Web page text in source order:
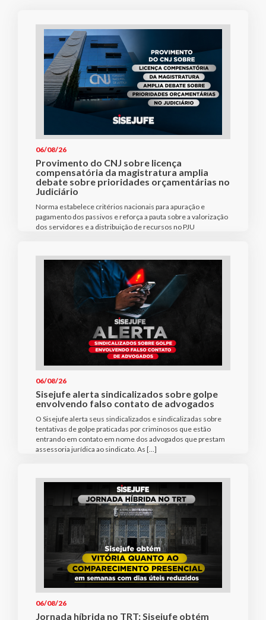
06/08/26
Provimento do CNJ sobre licença
compensatória da magistratura amplia
debate sobre prioridades orçamentárias no
Judiciário
Norma estabelece critérios nacionais para apuração e
pagamento dos passivos e reforça a pauta sobre a valorização
dos servidores e a distribuição de recursos no PJU
06/08/26
Sisejufe alerta sindicalizados sobre golpe
envolvendo falso contato de advogados
O Sisejufe alerta seus sindicalizados e sindicalizadas sobre
tentativas de golpe praticadas por criminosos que estão
entrando em contato em nome dos advogados que prestam
assessoria jurídica ao sindicato. As […]
06/08/26
Jornada híbrida no TRT: Sisejufe obtém